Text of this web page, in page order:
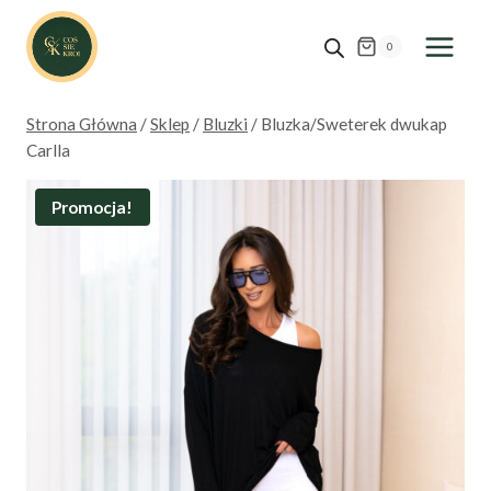
Przejdź
treści
0
Strona Główna /Sklep / Bluzki / Bluzka/Sweterek dwukap
Carlla
Promocja!